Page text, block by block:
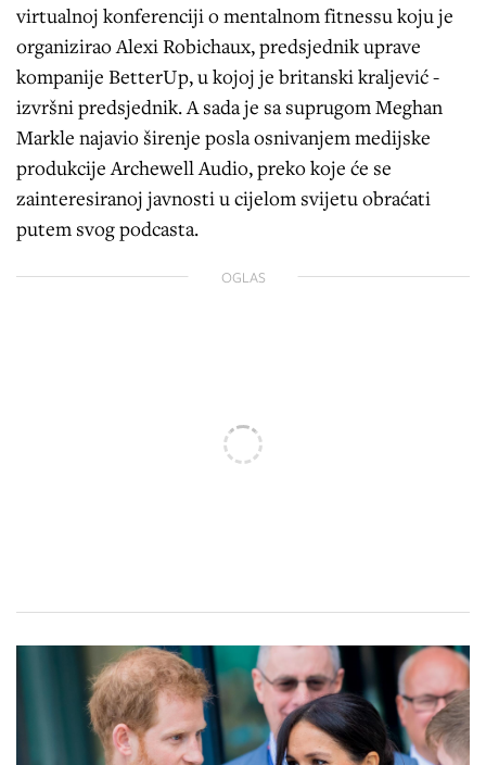
virtualnoj konferenciji o mentalnom fitnessu koju je
organizirao Alexi Robichaux, predsjednik uprave
kompanije BetterUp, u kojoj je britanski kraljević -
izvršni predsjednik. A sada je sa suprugom Meghan
Markle najavio širenje posla osnivanjem medijske
produkcije Archewell Audio, preko koje će se
zainteresiranoj javnosti u cijelom svijetu obraćati
putem svog podcasta.
OGLAS